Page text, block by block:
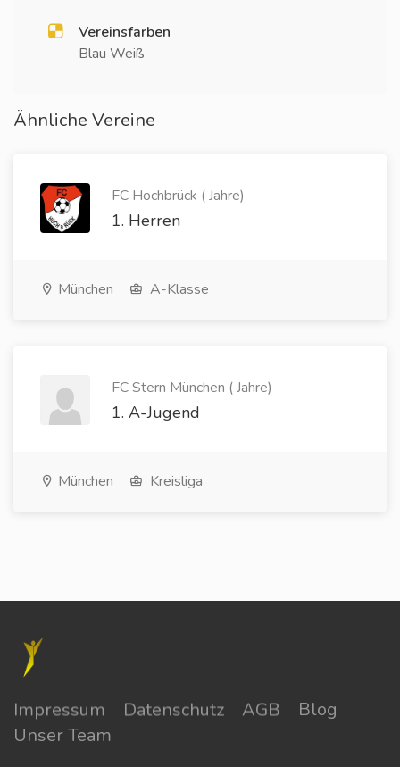
Vereinsfarben
Blau Weiß
Ähnliche Vereine
FC Hochbrück ( Jahre)
1. Herren
München A-Klasse
FC Stern München ( Jahre)
1. A-Jugend
München Kreisliga
Impressum Datenschutz AGB
Blog
Unser Team